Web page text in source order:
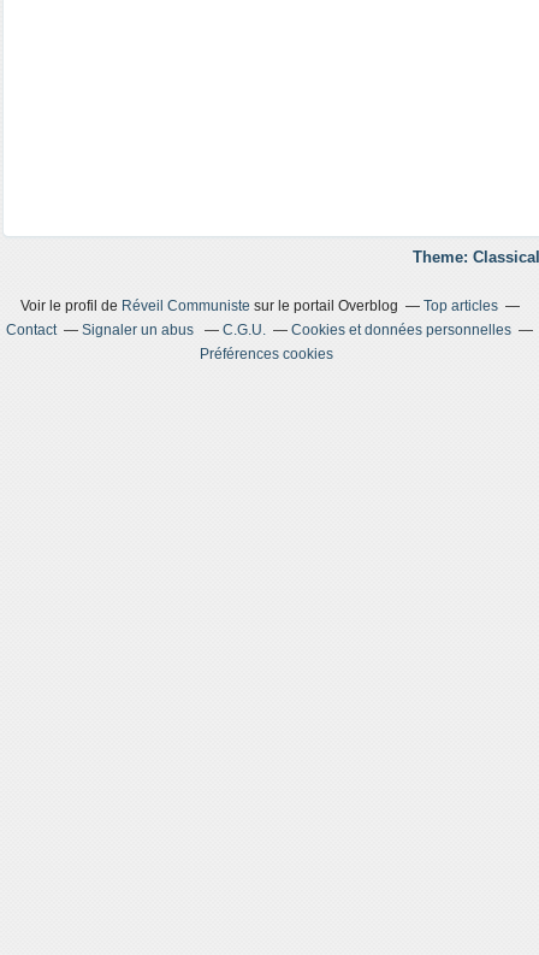
Theme:
Voir le profil de Réveil Communiste sur le portail Overblog
Top articles
Contact
Signaler un abus C.G.U.
Cookies et données personnelles
Préférences cookies